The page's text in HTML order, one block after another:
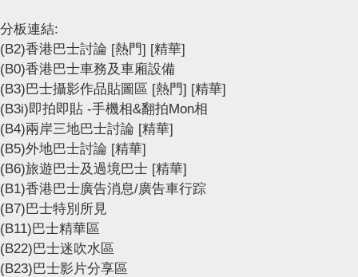
分板連結:
(B2)香港巴士討論 [熱門] [精華]
(B0)香港巴士車務及車廂設備
(B3)巴士攝影作品貼圖區 [熱門] [精華]
(B3i)即拍即貼 -手機相&翻拍Mon相
(B4)兩岸三地巴士討論 [精華]
(B5)外地巴士討論 [精華]
(B6)旅遊巴士及過境巴士 [精華]
(B1)香港巴士廣告消息/廣告車行踪
(B7)巴士特別所見
(B11)巴士精華區
(B22)巴士迷吹水區
(B23)巴士影片分享區